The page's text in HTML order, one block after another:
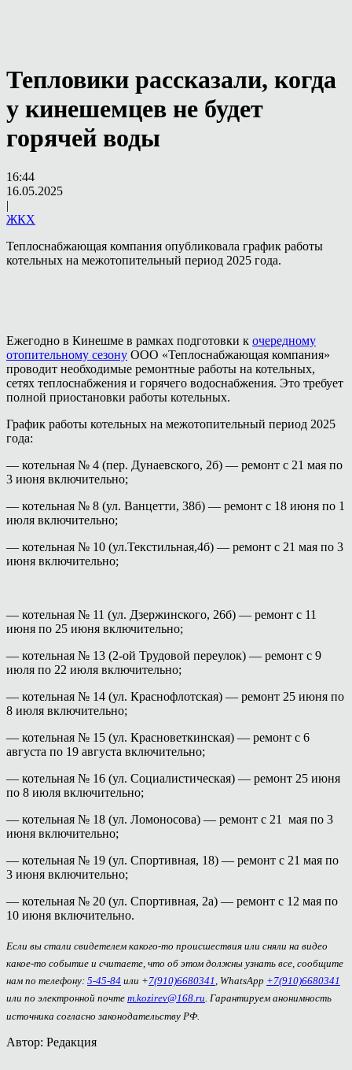
Тепловики рассказали, когда
у кинешемцев не будет
горячей воды
16:44
16.05.2025
|
ЖКХ
Теплоснабжающая компания опубликовала график работы
котельных на межотопительный период 2025 года.
Ежегодно в Кинешме в рамках подготовки к очередному
отопительному сезону ООО «Теплоснабжающая компания»
проводит необходимые ремонтные работы на котельных,
сетях теплоснабжения и горячего водоснабжения. Это требует
полной приостановки работы котельных.
График работы котельных на межотопительный период 2025
года:
— котельная № 4 (пер. Дунаевского, 2б) — ремонт с 21 мая по
3 июня включительно;
— котельная № 8 (ул. Ванцетти, 38б) — ремонт с 18 июня по 1
июля включительно;
— котельная № 10 (ул.Текстильная,4б) — ремонт с 21 мая по 3
июня включительно;
— котельная № 11 (ул. Дзержинского, 26б) — ремонт с 11
июня по 25 июня включительно;
— котельная № 13 (2-ой Трудовой переулок) — ремонт с 9
июля по 22 июля включительно;
— котельная № 14 (ул. Краснофлотская) — ремонт 25 июня по
8 июля включительно;
— котельная № 15 (ул. Красноветкинская) — ремонт с 6
августа по 19 августа включительно;
— котельная № 16 (ул. Социалистическая) — ремонт 25 июня
по 8 июля включительно;
— котельная № 18 (ул. Ломоносова) — ремонт с 21 мая по 3
июня включительно;
— котельная № 19 (ул. Спортивная, 18) — ремонт с 21 мая по
3 июня включительно;
— котельная № 20 (ул. Спортивная, 2а) — ремонт с 12 мая по
10 июня включительно.
Если вы стали свидетелем какого-то происшествия или сняли на видео
какое-то событие и считаете, что об этом должны узнать все, сообщите
нам по телефону: 5-45-84 или +7(910)6680341 , WhatsApp +7(910)6680341
или по электронной почте m.kozirev@168.ru. Гарантируем анонимность
источника согласно законодательству РФ.
Автор: Редакция